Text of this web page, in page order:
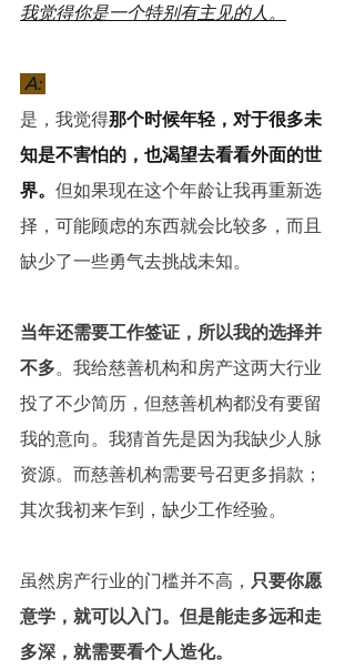
我觉得你是一个特别有主见的人。
A:
是，我觉得那个时候年轻，对于很多未
知是不害怕的，也渴望去看看外面的世
界。 但如果现在这个年龄让我再重新选
择，可能顾虑的东西就会比较多，而且
缺少了一些勇气去挑战未知。
当年还需要工作签证，所以我的选择并
不多。我给慈善机构和房产这两大行业
投了不少简历，但慈善机构都没有要留
我的意向。我猜首先是因为我缺少人脉
资源。而慈善机构需要号召更多捐款；
其次我初来乍到，缺少工作经验。
虽然房产行业的门槛并不高， 只要你愿
意学，就可以入门。但是能走多远和走
多深，就需要看个人造化。